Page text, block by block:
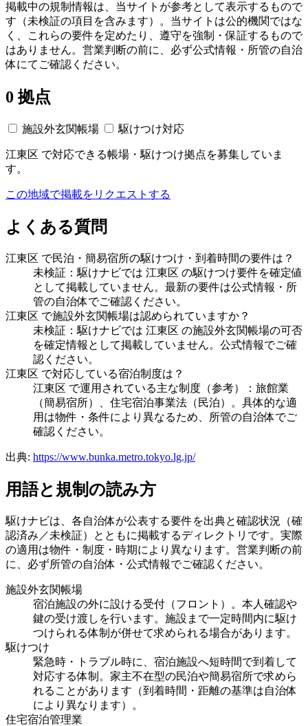
掲載中の規制情報は、当サイトが参考として表示するもので
す（未検証の項目を含みます）。当サイトは公的機関ではな
く、これらの要件を定めたり、遵守を強制・保証するもので
はありません。営業判断の前に、必ず公式情報・所管の自治
体にてご確認ください。
0 拠点
施設外玄関帳場 駆けつけ対応
江東区 で対応できる帳場・駆けつけ拠点を募集していま
す。
この地域で掲載をリクエストする
よくある質問
江東区 で民泊・簡易宿所の駆けつけ・到着時間の要件は？
未検証：駆けナビでは 江東区 の駆けつけ要件を確定値
として掲載していません。最新の要件は公式情報・所
管の自治体でご確認ください。
江東区 で施設外玄関帳場は認められていますか？
未検証：駆けナビでは 江東区 の施設外玄関帳場の可否
を確定情報として掲載していません。公式情報でご確
認ください。
江東区 で対応している宿泊制度は？
江東区 で運用されている主な制度（参考）：旅館業
（簡易宿所）、住宅宿泊事業法（民泊）。具体的な適
用は物件・条件により異なるため、所管の自治体でご
確認ください。
出典: https://www.bunka.metro.tokyo.lg.jp/
用語と規制の読み方
駆けナビは、各自治体が公表する要件を出典と確認状況（確
認済み／未検証）とともに掲載するディレクトリです。実際
の適用は物件・制度・時期により異なります。営業判断の前
に、必ず所管の自治体・公式情報でご確認ください。
施設外玄関帳場
宿泊施設の外に設ける受付（フロント）。本人確認や
鍵の受け渡しを行います。施設まで一定時間内に駆け
つけられる体制が併せて求められる場合があります。
駆けつけ
緊急時・トラブル時に、宿泊施設へ短時間で到着して
対応する体制。家主不在型の民泊や簡易宿所で求めら
れることがあります（到着時間・距離の基準は自治体
により異なります）。
住宅宿泊管理業